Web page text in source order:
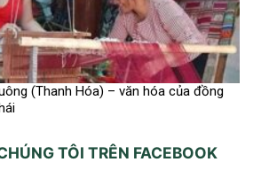
(Thanh Hóa) – văn hóa của đồng
TÔI TRÊN FACEBOOK